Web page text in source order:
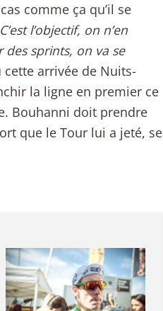
comme ça qu’il se
l’objectif, on n’en
des sprints, on va se
arrivée de Nuits-
la ligne en premier ce
Bouhanni doit prendre
que le Tour lui a jeté, se